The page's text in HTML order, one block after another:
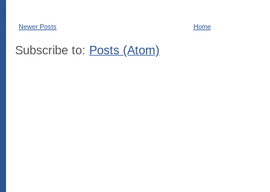
Newer Posts Home
Subscribe to: Posts (Atom)